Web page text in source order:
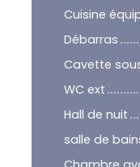
Cuisine
Débarras
Cavette
WC ext
Hall de nuit
salle de